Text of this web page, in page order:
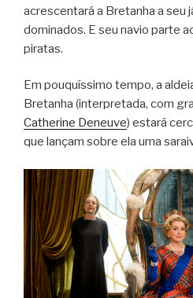
acrescentará a Bretanha a seu
dominados. E seu navio parte
piratas.
Em pouquíssimo tempo, a
Bretanha (interpretada, com
Catherine Deneuve) estará
que lançam sobre ela uma